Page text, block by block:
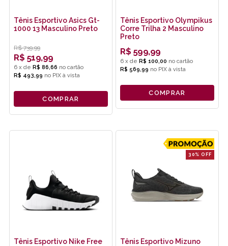
Tênis Esportivo Asics Gt-
1000 13 Masculino Preto
R$ 739,99
R$ 519,99
6 x de R$ 86,66
R$ 493,99 no PIX
COMPRAR
Tênis Esportivo Olympikus
Corre Trilha 2 Masculino
Preto
R$ 599,99
6 x de R$ 100,00
R$ 569,99 no PIX
COMPRAR
Tênis Esportivo Nike Free
30% OFF
Tênis Esportivo Mizuno